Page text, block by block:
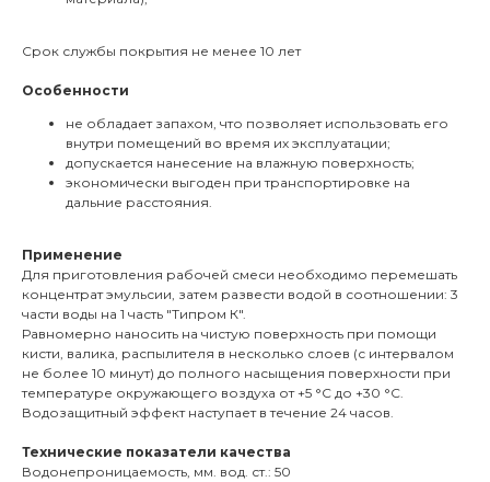
Срок службы покрытия не менее 10 лет
Особенности
не обладает запахом, что позволяет использовать его
внутри помещений во время их эксплуатации;
допускается нанесение на влажную поверхность;
экономически выгоден при транспортировке на
дальние расстояния.
Применение
Для приготовления рабочей смеси необходимо перемешать
концентрат эмульсии, затем развести водой в соотношении: 3
части воды на 1 часть "Типром К".
Равномерно наносить на чистую поверхность при помощи
кисти, валика, распылителя в несколько слоев (с интервалом
не более 10 минут) до полного насыщения поверхности при
температуре окружающего воздуха от +5 °С до +30 °С.
Водозащитный эффект наступает в течение 24 часов.
Технические показатели качества
Водонепроницаемость, мм. вод. ст.: 50